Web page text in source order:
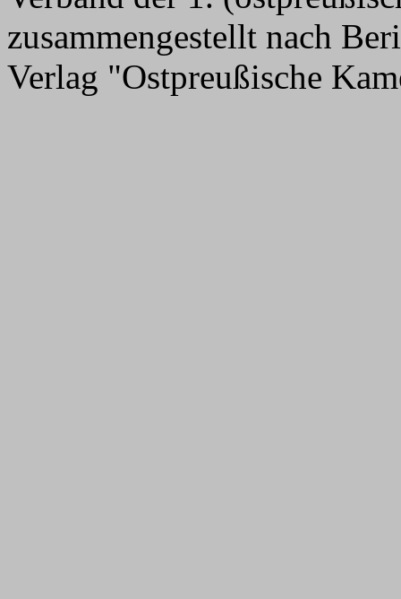
zusammengestellt nach
Verlag "Ostpreußische